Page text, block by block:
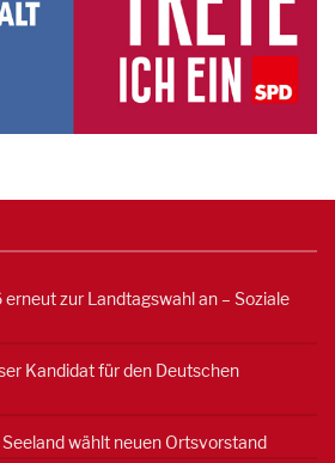
zur Landtagswahl an – Soziale
Kandidat für den Deutschen
wählt neuen Ortsvorstand